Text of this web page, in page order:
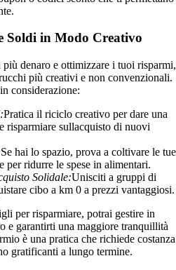
Soldi in Modo Creativo
più denaro e ottimizzare i tuoi risparmi,
più creativi e non convenzionali.
considerazione:
Pratica il riciclo creativo per dare una
risparmiare sullacquisto di nuovi
Se hai lo spazio, prova a coltivare le tue
per ridurre le spese in alimentari.
Solidale:Unisciti a gruppi di
cibo a km 0 a prezzi vantaggiosi.
per risparmiare, potrai gestire in
e garantirti una maggiore tranquillità
è una pratica che richiede costanza
gratificanti a lungo termine.